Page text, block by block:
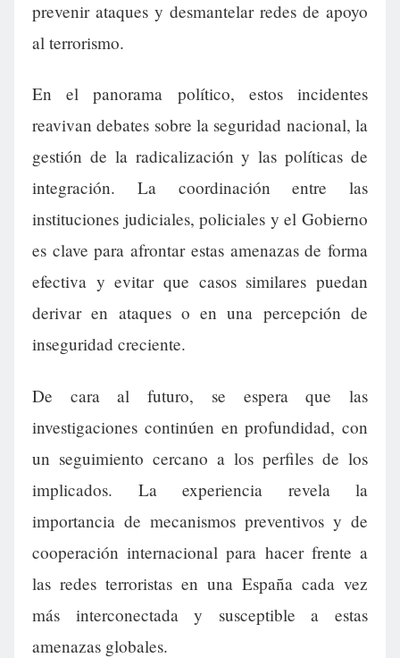
prevenir ataques y desmantelar redes de apoyo
al terrorismo.
En el panorama político, estos incidentes
reavivan debates sobre la seguridad nacional, la
gestión de la radicalización y las políticas de
integración. La coordinación entre las
instituciones judiciales, policiales y el Gobierno
es clave para afrontar estas amenazas de forma
efectiva y evitar que casos similares puedan
derivar en ataques o en una percepción de
inseguridad creciente.
De cara al futuro, se espera que las
investigaciones continúen en profundidad, con
un seguimiento cercano a los perfiles de los
implicados. La experiencia revela la
importancia de mecanismos preventivos y de
cooperación internacional para hacer frente a
las redes terroristas en una España cada vez
más interconectada y susceptible a estas
amenazas globales.